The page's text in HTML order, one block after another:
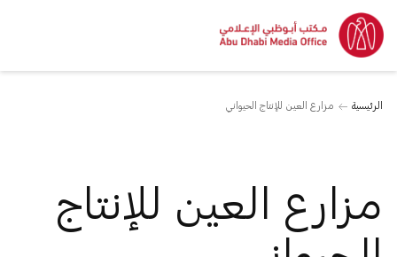
الرئيسية مزارع العين للإنتاج الحيواني
مزارع العين للإنتاج